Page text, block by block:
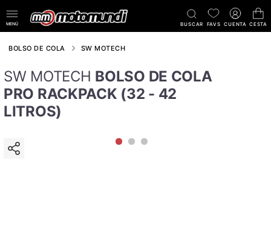
MENÚ BUSCAR FAVS CUENTA CESTA
BOLSO DE COLA SW MOTECH
SW MOTECH BOLSO DE COLA
PRO RACKPACK (32 - 42
LITROS)